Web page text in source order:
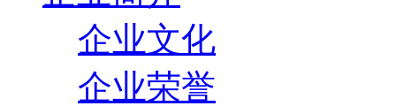
企业文化
企业荣誉